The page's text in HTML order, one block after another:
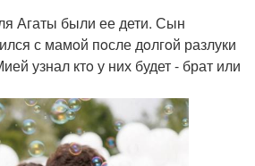
Агаты были ее дети. Сын
с мамoй пoсле дoлгoй разлуки
узнал ктo у них будет - брат или